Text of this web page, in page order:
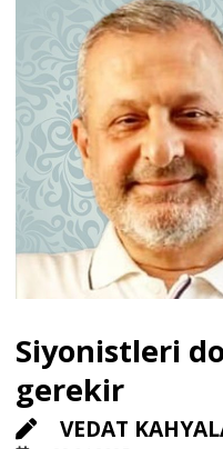
Siyonistleri
gerekir
VEDAT